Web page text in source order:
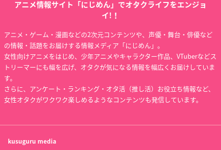
アニメ情報サイト「にじめん」でオタクライフをエンジョ
イ!！
アニメ・ゲーム・漫画などの2次元コンテンツや、声優・舞台・俳優など
の情報・話題をお届けする情報メディア「にじめん」。
女性向けアニメをはじめ、少年アニメやキャラクター作品、VTuberなどス
トリーマーにも幅を広げ、オタクが気になる情報を幅広くお届けしていま
す。
さらに、アンケート・ランキング・オタ活（推し活）お役立ち情報など、
女性オタクがワクワク楽しめるようなコンテンツも発信しています。
kusuguru media